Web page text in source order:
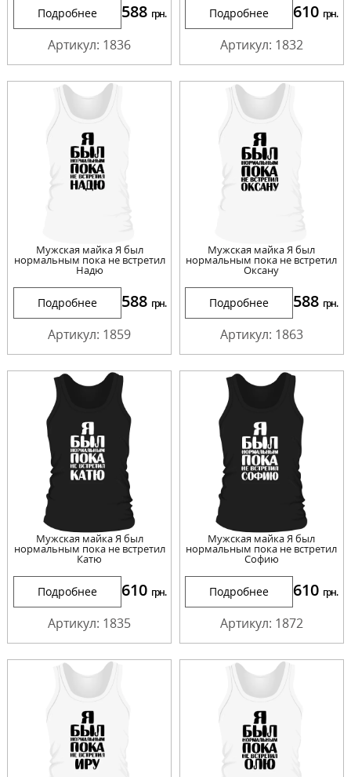
Подробнее 588 грн.
Артикул: 1836
Подробнее 610 грн.
Артикул: 1832
Мужская майка Я был
нормальным пока не встретил
Надю
Подробнее 588 грн.
Артикул: 1859
Мужская майка Я был
нормальным пока не встретил
Оксану
Подробнее 588 грн.
Артикул: 1863
Мужская майка Я был
нормальным пока не встретил
Катю
Подробнее 610 грн.
Артикул: 1835
Мужская майка Я был
нормальным пока не встретил
Софию
Подробнее 610 грн.
Артикул: 1872